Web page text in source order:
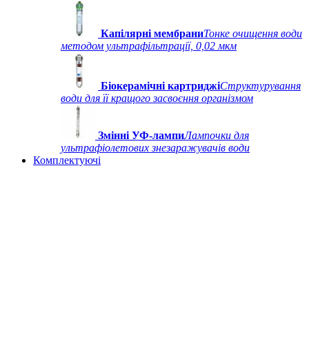
Капілярні мембраниТонке очищення води
методом ультрафільтрації, 0,02 мкм
Біокерамічні картриджіСтруктурування
води для її кращого засвоєння організмом
Змінні УФ-лампиЛампочки для
ультрафіолетових знезаражувачів води
Комплектуючі